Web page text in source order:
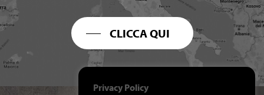
CLICCA QUI
Privacy Policy